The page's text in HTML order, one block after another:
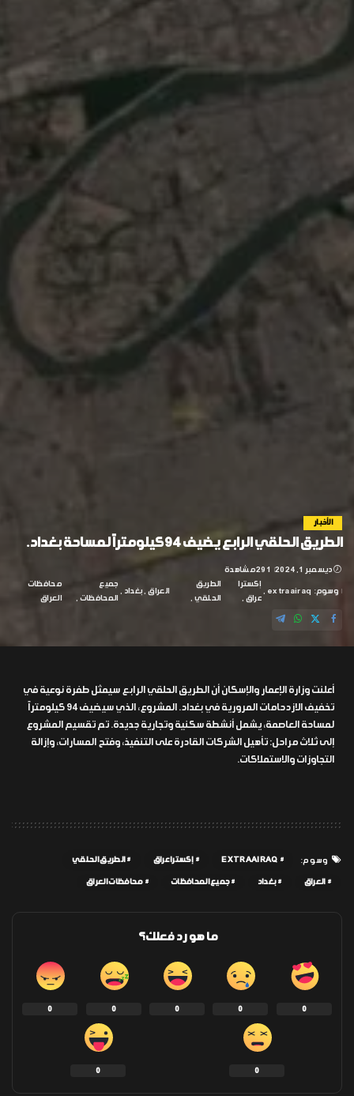
الأخبار
الطريق الحلقي الرابع يضيف 94 كيلومتراً لمساحة بغداد.
ديسمبر 1, 2024 291 مشاهدة
وسوم: extraairaq
إكسترا
عراق
الطريق
الحلقي
العراق بغداد
جميع
المحافظات
محافظات
العراق
أعلنت وزارة الإعمار والإسكان أن الطريق الحلقي الرابع سيمثل طفرة نوعية في
تخفيف الازدحامات المرورية في بغداد. المشروع، الذي سيضيف 94 كيلومتراً
لمساحة العاصمة، يشمل أنشطة سكنية وتجارية جديدة. تم تقسيم المشروع
إلى ثلاث مراحل: تأهيل الشركات القادرة على التنفيذ، وفتح المسارات، وإزالة
التجاوزات والاستملاكات.
وسوم: EXTRAAIRAQ إكسترا عراق الطريق الحلقي
العراق بغداد جميع المحافظات محافظات العراق
ما هو رد فعلك؟
0
0
0
0
0
0
0